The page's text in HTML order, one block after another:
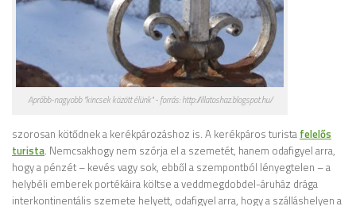
Apróbb-nagyobb "kincsek között élünk" - forrás: http://illatoshaz.blogspot.hu/
szorosan kötődnek a kerékpározáshoz is. A kerékpáros turista felelős
turista. Nemcsakhogy nem szórja el a szemetét, hanem odafigyel arra,
hogy a pénzét – kevés vagy sok, ebből a szempontból lényegtelen – a
helybéli emberek portékáira költse a veddmegdobdel-áruház drága
interkontinentális szemete helyett, odafigyel arra, hogy a szálláshelyen a